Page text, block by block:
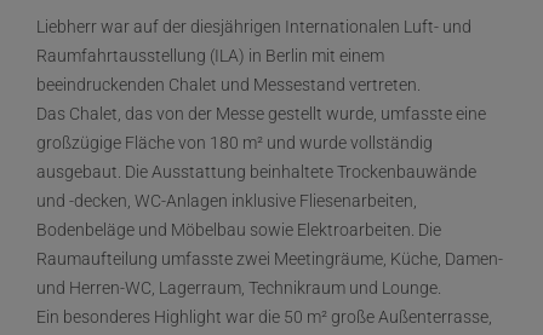
Liebherr war auf der diesjährigen Internationalen Luft- und
Raumfahrtausstellung (ILA) in Berlin mit einem
beeindruckenden Chalet und Messestand vertreten.
Das Chalet, das von der Messe gestellt wurde, umfasste eine
großzügige Fläche von 180 m² und wurde vollständig
ausgebaut. Die Ausstattung beinhaltete Trockenbauwände
und -decken, WC-Anlagen inklusive Fliesenarbeiten,
Bodenbeläge und Möbelbau sowie Elektroarbeiten. Die
Raumaufteilung umfasste zwei Meetingräume, Küche, Damen-
und Herren-WC, Lagerraum, Technikraum und Lounge.
Ein besonderes Highlight war die 50 m² große Außenterrasse,